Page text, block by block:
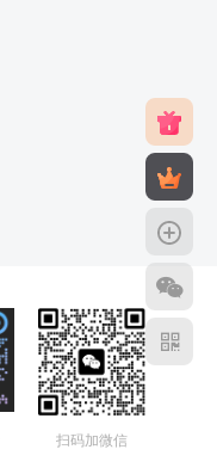
扫码加微信